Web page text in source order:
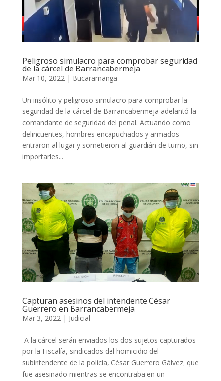
Peligroso simulacro para comprobar seguridad
de la cárcel de Barrancabermeja
Mar 10, 2022 | Bucaramanga
Un insólito y peligroso simulacro para comprobar la
seguridad de la cárcel de Barrancabermeja adelantó la
comandante de seguridad del penal. Actuando como
delincuentes, hombres encapuchados y armados
entraron al lugar y sometieron al guardián de turno, sin
importarles...
Capturan asesinos del intendente César
Guerrero en Barrancabermeja
Mar 3, 2022| Judicial
A la cárcel serán enviados los dos sujetos capturados
por la Fiscalía, sindicados del homicidio del
subintendente de la policía, César Guerrero Gálvez, que
fue asesinado mientras se encontraba en un